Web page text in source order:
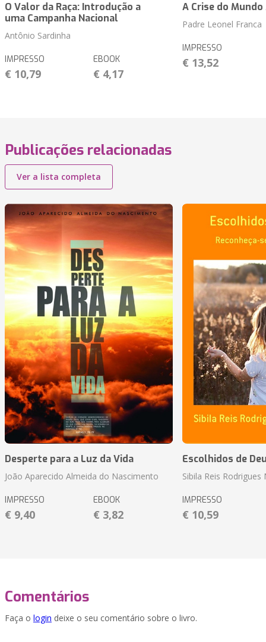
O Valor da Raça: Introdução a
uma Campanha Nacional
Antônio Sardinha
IMPRESSO
€ 10,79
EBOOK
€ 4,17
A Crise do
Padre Leonel Franca
IMPRESSO
€ 13,52
Publicações relacionadas
Ver a lista completa
Desperte para a Luz da Vida
João Aparecido Almeida do Nascimento
IMPRESSO
€ 9,40
EBOOK
€ 3,82
Escolhidos de
Sibila Reis
IMPRESSO
€ 10,59
Comentários
Faça o login deixe o seu comentário sobre o livro.